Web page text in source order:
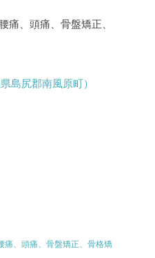
痛、頭痛、骨盤矯正、
島尻郡南風原町）
痛、頭痛、骨盤矯正、骨格矯